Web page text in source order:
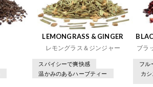
LEMONGRASS & GINGER
レモングラス＆ジンジャー
スパイシーで爽快感
温かみのあるハーブティー
ブラ
フル
カ